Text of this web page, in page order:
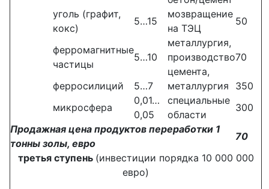
уголь (графит,
кокс)
5…15
мозвращение
на ТЭЦ
50
ферромагнитные
частицы
5…10
металлургия,
производство
цемента,
70
ферросилиций 5…7 металлургия
350
микросфера
0,01…
0,05
специальные
области
300
Продажная цена продуктов переработки 1
тонны золы, евро
70
третья ступень (инвестиции порядка 10 000 000
евро)